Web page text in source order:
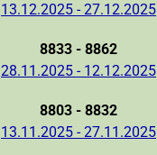
13.12.2025 - 27.12.2025
8833 - 8862
28.11.2025 - 12.12.2025
8803 - 8832
13.11.2025 - 27.11.2025